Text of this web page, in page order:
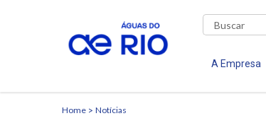
A Empresa
Home Notícias